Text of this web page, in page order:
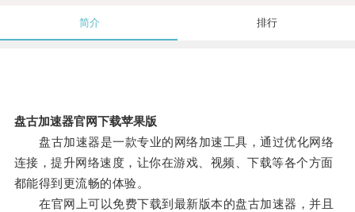
简介 排行
盘古加速器官网下载苹果版
盘古加速器是一款专业的网络加速工具，通过优化网络
连接，提升网络速度，让你在游戏、视频、下载等各个方面
都能得到更流畅的体验。
在官网上可以免费下载到最新版本的盘古加速器，并且